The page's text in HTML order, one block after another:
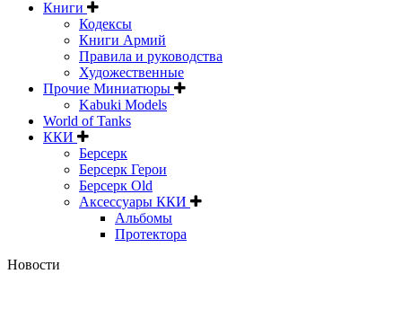
Книги
Кодексы
Книги Армий
Правила и руководства
Художественные
Прочие Миниатюры
Kabuki Models
World of Tanks
ККИ
Берсерк
Берсерк Герои
Берсерк Old
Аксессуары ККИ
Альбомы
Протектора
Новости